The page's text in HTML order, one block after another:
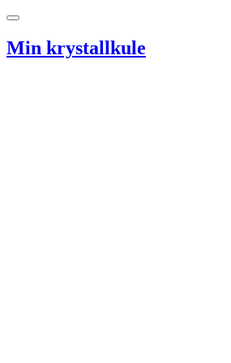
Hopp til innhold
Min krystallkule